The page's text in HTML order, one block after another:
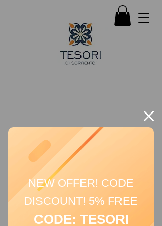
NEW OFFER! CODE
DISCOUNT! 5% FREE
CODE: TESORI